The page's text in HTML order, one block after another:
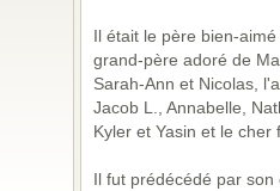
Il était le père bien-
grand-père adoré de
Sarah-Ann et Nicolas,
Jacob L., Annabelle,
Kyler et Yasin et le cher
Il fut prédécédé par